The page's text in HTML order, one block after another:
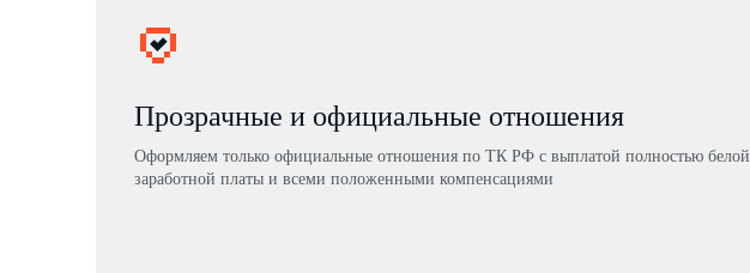
Прозрачные и официальные отношения
Оформляем только официальные отношения по ТК РФ с выплатой полностью белой
заработной платы и всеми положенными компенсациями